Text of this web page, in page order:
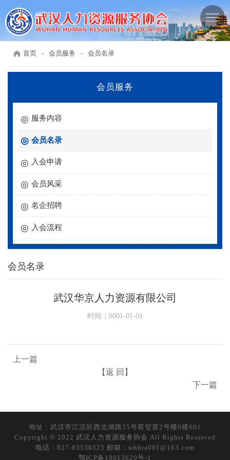
首页 - 会员服务 - 会员名录
会员服务
服务内容
会员名录
入会申请
会员风采
名企招聘
入会流程
会员名录
武汉华京人力资源有限公司
时间：0001-01-01
上一篇
【返 回】
下一篇
地址：武汉市江汉区西北湖路55号双玺荟2号楼6楼601
Copyright © 2022 武汉人力资源服务协会 All Rights Reserved
电话：027-83530525 邮箱：whhra001@163.com
鄂ICP备19013620号-1